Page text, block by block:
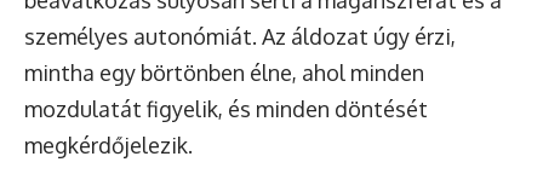
személyes autonómiát. Az áldozat úgy érzi,
mintha egy börtönben élne, ahol minden
mozdulatát figyelik, és minden döntését
megkérdőjelezik.